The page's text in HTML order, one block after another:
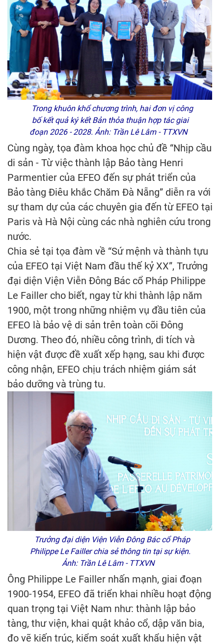
Trong khuôn khổ chương trình, hai đơn vị công
bố kết quả ký kết Bản thỏa thuận hợp tác giai
đoạn 2026 - 2028. Ảnh: Trần Lê Lâm - TTXVN
Cùng ngày, tọa đàm khoa học chủ đề “Nhịp cầu
di sản - Từ việc thành lập Bảo tàng Henri
Parmentier của EFEO đến sự phát triển của
Bảo tàng Điêu khắc Chăm Đà Nẵng” diễn ra với
sự tham dự của các chuyên gia đến từ EFEO tại
Paris và Hà Nội cùng các nhà nghiên cứu trong
nước.
Chia sẻ tại tọa đàm về “Sứ mệnh và thành tựu
của EFEO tại Việt Nam đầu thế kỷ XX”, Trưởng
đại diện Viện Viễn Đông Bác cổ Pháp Philippe
Le Failler cho biết, ngay từ khi thành lập năm
1900, một trong những nhiệm vụ đầu tiên của
EFEO là bảo vệ di sản trên toàn cõi Đông
Dương. Theo đó, nhiều công trình, di tích và
hiện vật được đề xuất xếp hạng, sau khi được
công nhận, EFEO chịu trách nhiệm giám sát
bảo dưỡng và trùng tu.
Trưởng đại diện Viện Viễn Đông Bác cổ Pháp
Philippe Le Failler chia sẻ thông tin tại sự kiện.
Ảnh: Trần Lê Lâm - TTXVN
Ông Philippe Le Failler nhấn mạnh, giai đoạn
1900-1954, EFEO đã triển khai nhiều hoạt động
quan trọng tại Việt Nam như: thành lập bảo
tàng, thư viện, khai quật khảo cổ, dập văn bia,
đo vẽ kiến trúc, kiểm soát xuất khẩu hiện vật